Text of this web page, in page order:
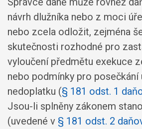
návrh dlužníka nebo z moci
nebo zcela odložit, zejména
skutečnosti rozhodné pro
vyloučení předmětu exekuce
nebo podmínky pro posečkání
nedoplatku (§ 181 odst. 1
Jsou-li splněny zákonem
(uvedené v § 181 odst. 2